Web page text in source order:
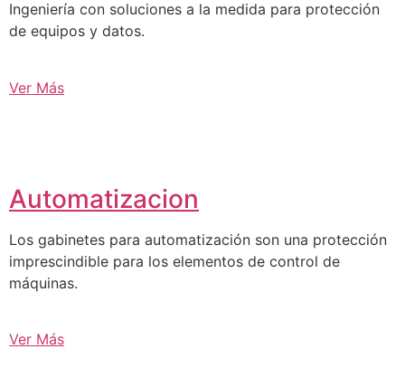
Ingeniería con soluciones a la medida para protección
de equipos y datos.
Ver Más
Automatizacion
Los gabinetes para automatización son una protección
imprescindible para los elementos de control de
máquinas.
Ver Más